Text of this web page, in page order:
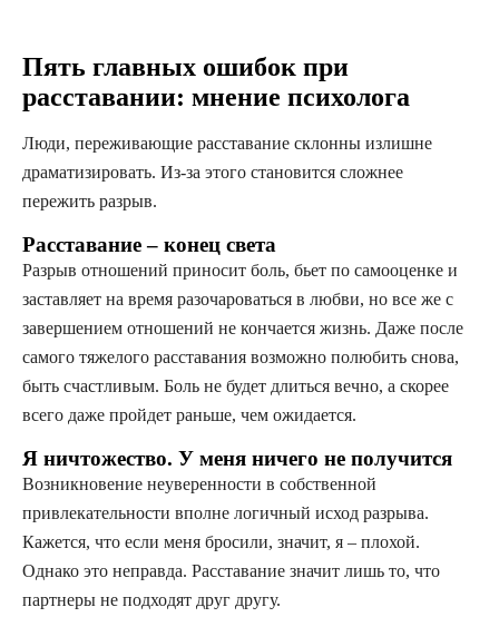
Пять главных ошибок при
расставании: мнение психолога
Люди, переживающие расставание склонны излишне
драматизировать. Из-за этого становится сложнее
пережить разрыв.
Расставание – конец света
Разрыв отношений приносит боль, бьет по самооценке и
заставляет на время разочароваться в любви, но все же с
завершением отношений не кончается жизнь. Даже после
самого тяжелого расставания возможно полюбить снова,
быть счастливым. Боль не будет длиться вечно, а скорее
всего даже пройдет раньше, чем ожидается.
Я ничтожество. У меня ничего не получится
Возникновение неуверенности в собственной
привлекательности вполне логичный исход разрыва.
Кажется, что если меня бросили, значит, я – плохой.
Однако это неправда. Расставание значит лишь то, что
партнеры не подходят друг другу.